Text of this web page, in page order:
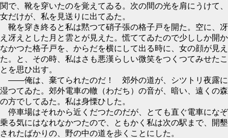
関で、靴を穿いたのを覚えてゐる。次の間の光を肩にうけて、
女だけが、私を見送りに出てゐた。
靴を穿き終ると私は黙つて硝子張の格子戸を開た。空に、冴
え冴えとした月と雲とが見えた。慌ててゐたので少ししか開か
なかつた格子戸を、からだを横にして出る時に、女の顔が見え
た。と、その時、私はさも悪漢らしい微笑をつくつてみせたこ
とを思ひ出す。
――俺は、棄てられたのだ！ 郊外の道が、シツトリ夜露に
湿つてゐた。郊外電車の轍（わだち）の音が、暗い、遠くの森
の方でしてゐた。私は身慄ひした。
停車場はそれから近くだつたのだが、とても直ぐ電車になぞ
乗る気にはなれなかつたので、ともかく私は次の駅まで、開墾
されたばかりの、野の中の道を歩くことにした。